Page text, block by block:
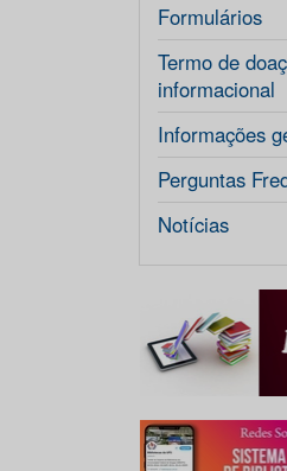
Formulários
Termo de
informacional
Informações
Perguntas
Notícias